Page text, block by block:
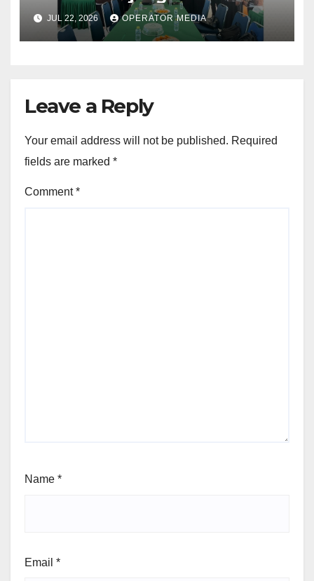
Manajemen dari SMA Negeri 1
Lubuk Besar
JUL 22, 2026 OPERATOR MEDIA
Leave a Reply
Your email address will not be published. Required
fields are marked *
Comment*
Name *
Email *